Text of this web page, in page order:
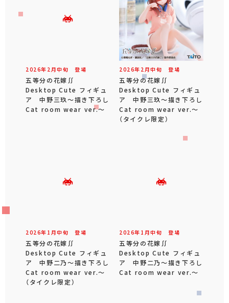
2026年 2 月中旬 登場
五等分の花嫁∬
Desktop Cute フィギュ
ア 中野三玖～描き下ろし
Cat room wear ver.～
2026年 2 月中旬 登場
五等分の花嫁∬
Desktop Cute フィギュ
ア 中野三玖～描き下ろし
Cat room wear ver.～
（タイクレ限定）
2026年 1 月中旬 登場
五等分の花嫁∬
Desktop Cute フィギュ
ア 中野二乃～描き下ろし
Cat room wear ver.～
（タイクレ限定）
2026年 1 月中旬 登場
五等分の花嫁∬
Desktop Cute フィギュ
ア 中野二乃～描き下ろし
Cat room wear ver.～